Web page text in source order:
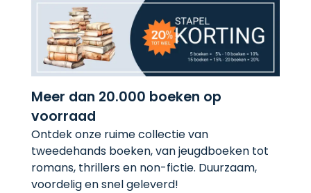
Meer dan 20.000 boeken op
voorraad
Ontdek onze ruime collectie van
tweedehands boeken, van jeugdboeken tot
romans, thrillers en non-fictie. Duurzaam,
voordelig en snel geleverd!